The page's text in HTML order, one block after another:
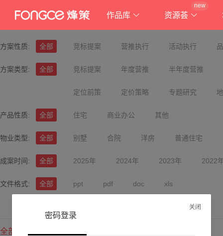
作品库 资源荟
new
方案性质: 全部 竞标提案 营推执行 活动执行
方案类型: 全部 竞标提案 年度营推 半年度营推
定位前策 定价策略 专题研究
产品性质: 全部 住宅 商业办公 其他
物业类型: 全部 别墅 合院 洋房 普通住宅
成案时间: 全部 2025年 2024年 2023年 2022
文件格式: 全部 ppt pdf doc xls
全部方案
关闭
密码登录